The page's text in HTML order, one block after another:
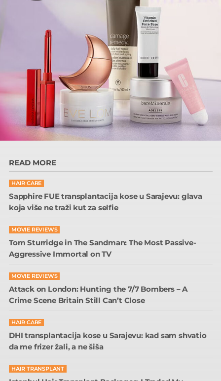
READ MORE
HAIR CARE
Sapphire FUE transplantacija kose u Sarajevu: glava
koja više ne traži kut za selfie
MOVIE REVIEWS
Tom Sturridge in The Sandman: The Most Passive-
Aggressive Immortal on TV
MOVIE REVIEWS
Attack on London: Hunting the 7/7 Bombers – A
Crime Scene Britain Still Can’t Close
HAIR CARE
DHI transplantacija kose u Sarajevu: kad sam shvatio
da me frizer žali, a ne šiša
HAIR TRANSPLANT